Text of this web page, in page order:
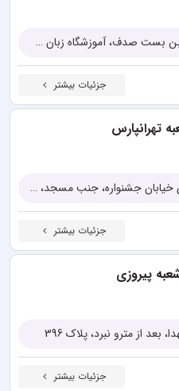
تهران، پایین تر از میدان ولیعصر، بن بست صدف، آموزشگاه زبان GMT، پلاک ۱۲
جزئیات بیشتر
تهرانپارس
تهران، فلکه دوم تهرانپارس، ابتدای خیابان جشنواره، جنب مسجد، پلاک ۲۲۱
جزئیات بیشتر
پیروزی
از مترو نبرد، پلاک 396
جزئیات بیشتر